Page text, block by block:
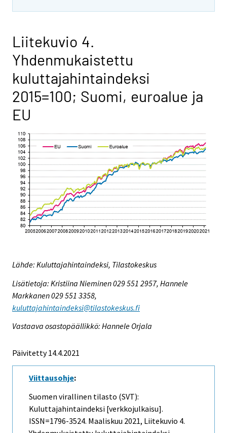
Liitekuvio 4.
Yhdenmukaistettu
kuluttajahintaindeksi
2015=100; Suomi, euroalue ja
EU
Lähde: Kuluttajahintaindeksi, Tilastokeskus
Lisätietoja: Kristiina Nieminen 029 551 2957, Hannele
Markkanen 029 551 3358,
kuluttajahintaindeksi@tilastokeskus.fi
Vastaava osastopäällikkö: Hannele Orjala
Päivitetty 14.4.2021
Viittausohje:
Suomen virallinen tilasto (SVT):
Kuluttajahintaindeksi [verkkojulkaisu].
ISSN=1796-3524. Maaliskuu 2021, Liitekuvio 4.